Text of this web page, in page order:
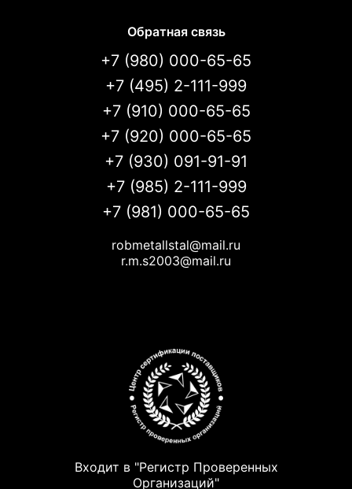
Обратная связь
+7 (980) 000-65-65
+7 (495) 2-111-999
+7 (910) 000-65-65
+7 (920) 000-65-65
+7 (930) 091-91-91
+7 (985) 2-111-999
+7 (981) 000-65-65
robmetallstal@mail.ru
r.m.s2003@mail.ru
Входит в "Регистр Проверенных
Организаций"